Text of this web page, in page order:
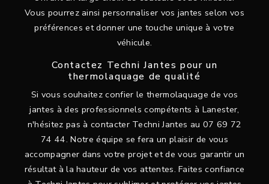
Vous pourrez ainsi personnaliser vos jantes selon vos
préférences et donner une touche unique à votre
véhicule.
Contactez Techni Jantes pour un
thermolaquage de qualité
Si vous souhaitez confier le thermolaquage de vos
jantes à des professionnels compétents à Lanester,
n'hésitez pas à contacter Techni Jantes au 07 69 72
74 44. Notre équipe se fera un plaisir de vous
accompagner dans votre projet et de vous garantir un
résultat à la hauteur de vos attentes. Faites confiance